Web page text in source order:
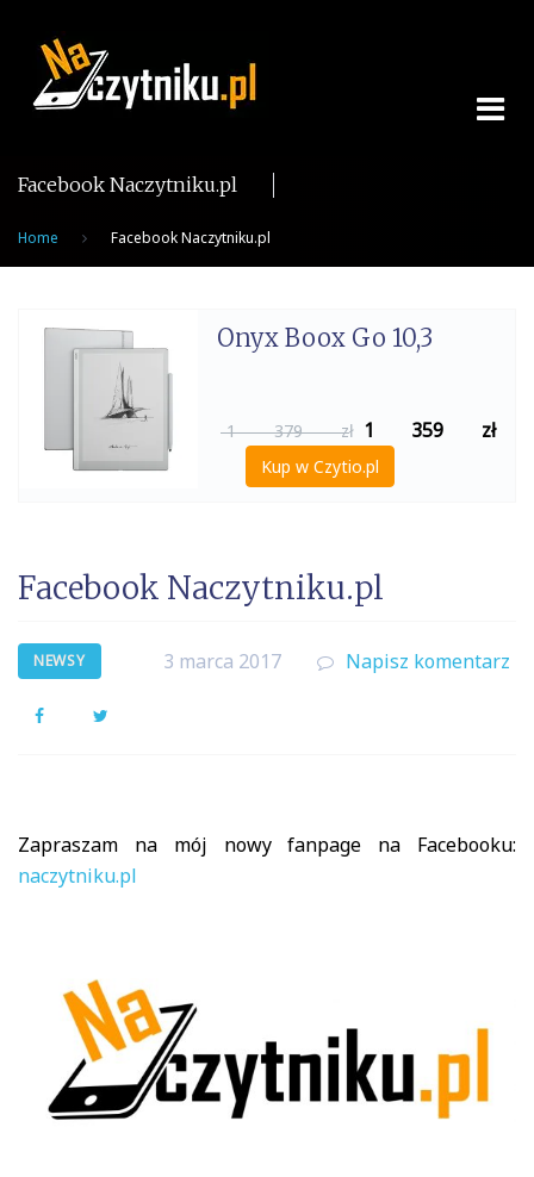
content
Facebook Naczytniku.pl
Home Facebook Naczytniku.pl
Onyx Boox Go 10,3
1 379 zł 1 359 zł
Kup w Czytio.pl
Facebook Naczytniku.pl
NEWSY 3 marca 2017 Napisz komentarz
Facebook
Zapraszam na mój nowy fanpage na Facebooku:
naczytniku.pl